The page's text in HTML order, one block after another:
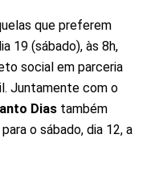
que preferem
19 (sábado), às 8h,
social em parceria
Juntamente com o
Dias também
o sábado, dia 12, a